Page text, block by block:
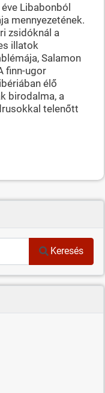
Libabonból
mennyezetének.
zsidóknál a
illatok
Salamon
finn-ugor
élő
birodalma, a
telenőtt
Keresés